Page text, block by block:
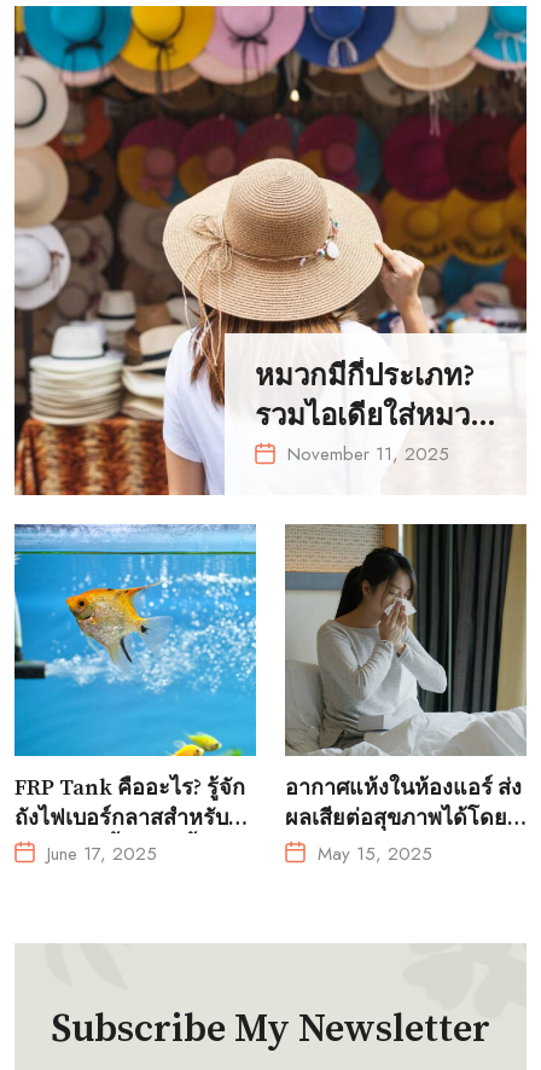
หมวกมีกี่ประเภท?
รวมไอเดียใส่หมวก
ให้เข้ากับการแต่ง
November 11, 2025
FRP Tank คืออะไร? รู้จัก
ถังไฟเบอร์กลาสสำหรับ
การเพาะเลี้ยงสัตว์น้ำ?
June 17, 2025
อากาศแห้งในห้องแอร์ ส่ง
ผลเสียต่อสุขภาพได้โดย
ไม่รู้ตัว!May 15, 2025
Subscribe My Newsletter